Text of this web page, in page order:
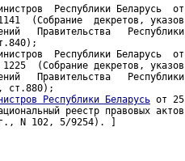
Республики Беларусь  от
(Собрание  декретов, указов
Правительства   Республики
Республики Беларусь  от
(Собрание декретов, указов
Правительства   Республики
ст.880);
Республики Беларусь от 25
реестр правовых актов
N 102, 5/9254). ]